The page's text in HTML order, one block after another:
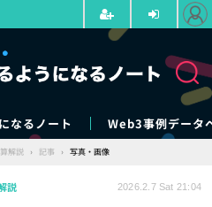
なるノート Web3事例データ
解説 › 記事 › 写真・画像
説 2026.2.7 Sat 21:04